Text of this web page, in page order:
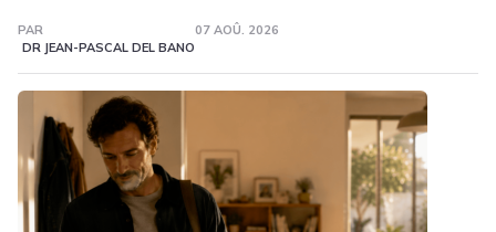
PAR
DR JEAN-PASCAL DEL BANO
07 AOÛ. 2026